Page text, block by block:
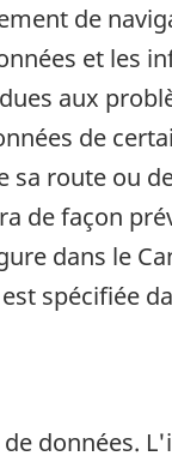
de
et les
aux
de
route ou
de façon
dans le
spécifiée
données.